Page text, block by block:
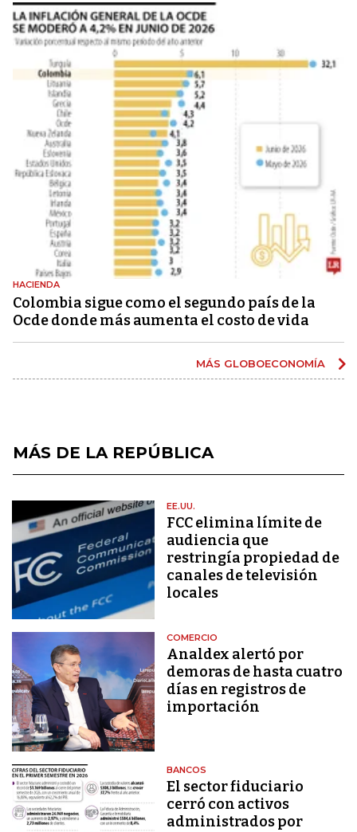
HACIENDA
Colombia sigue como el segundo país de la
Ocde donde más aumenta el costo de vida
MÁS GLOBOECONOMÍA
MÁS DE LA REPÚBLICA
EE.UU.
FCC elimina límite de
audiencia que
restringía propiedad de
canales de televisión
locales
COMERCIO
Analdex alertó por
demoras de hasta cuatro
días en registros de
importación
BANCOS
El sector fiduciario
cerró con activos
administrados por